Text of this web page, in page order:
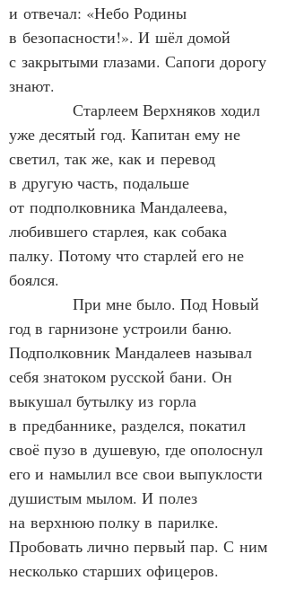
и отвечал: «Небо Родины
в безопасности!». И шёл домой
с закрытыми глазами. Сапоги дорогу
знают.
Старлеем Верхняков ходил
уже десятый год. Капитан ему не
светил, так же, как и перевод
в другую часть, подальше
от подполковника Мандалеева,
любившего старлея, как собака
палку. Потому что старлей его не
боялся.
При мне было. Под Новый
год в гарнизоне устроили баню.
Подполковник Мандалеев называл
себя знатоком русской бани. Он
выкушал бутылку из горла
в предбаннике, разделся, покатил
своё пузо в душевую, где ополоснул
его и намылил все свои выпуклости
душистым мылом. И полез
на верхнюю полку в парилке.
Пробовать лично первый пар. С ним
несколько старших офицеров.